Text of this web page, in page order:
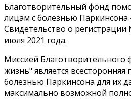
Благотворительный фонд
лицам с болезнью
Свидетельство о регистрации
июля 2021 года.
Миссией
жизнь" является
болезнью Паркинсона для их
максимально возможной